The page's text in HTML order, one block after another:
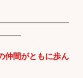
仲間がともに歩ん